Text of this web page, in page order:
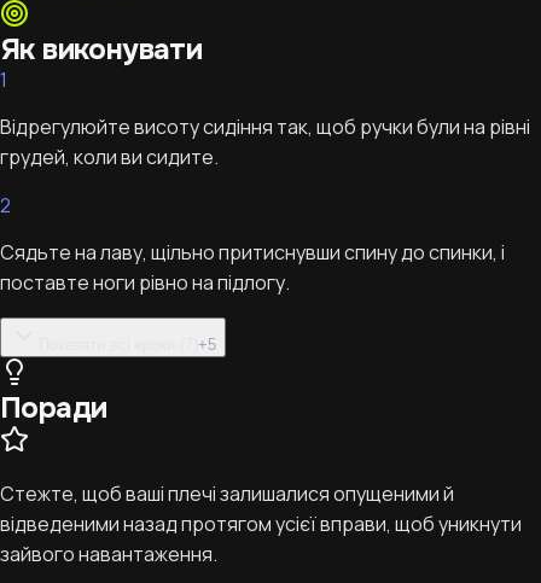
Як виконувати
1
Відрегулюйте висоту сидіння так, щоб ручки були на рівні
грудей, коли ви сидите.
2
Сядьте на лаву, щільно притиснувши спину до спинки, і
поставте ноги рівно на підлогу.
+5
Поради
Стежте, щоб ваші плечі залишалися опущеними й
відведеними назад протягом усієї вправи, щоб уникнути
зайвого навантаження.